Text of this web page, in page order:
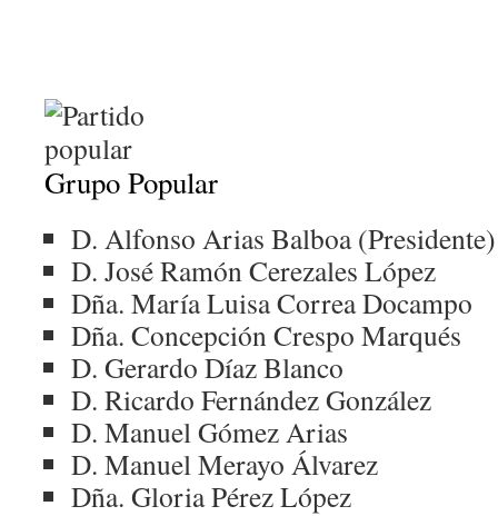
Grupo Popular
D. Alfonso Arias Balboa (Presidente)
D. José Ramón Cerezales López
Dña. María Luisa Correa Docampo
Dña. Concepción Crespo Marqués
D. Gerardo Díaz Blanco
D. Ricardo Fernández González
D. Manuel Gómez Arias
D. Manuel Merayo Álvarez
Dña. Gloria Pérez López